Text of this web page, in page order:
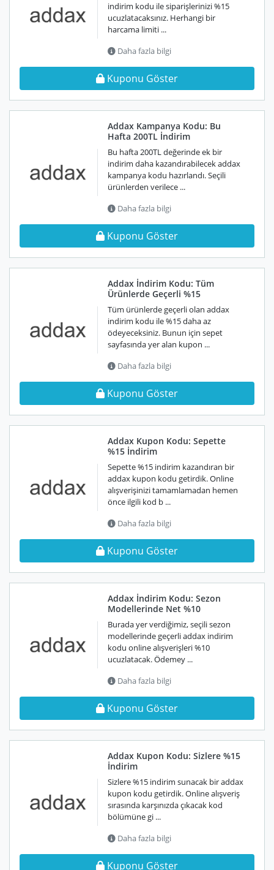
indirim kodu ile siparişlerinizi %15
ucuzlatacaksınız. Herhangi bir
harcama limiti ...
Daha fazla bilgi
Kuponu Göster
Addax Kampanya Kodu: Bu
Hafta 200TL İndirim
Bu hafta 200TL değerinde ek bir
indirim daha kazandırabilecek addax
kampanya kodu hazırlandı. Seçili
ürünlerden verilece ...
Daha fazla bilgi
Kuponu Göster
Addax İndirim Kodu: Tüm
Ürünlerde Geçerli %15
Tüm ürünlerde geçerli olan addax
indirim kodu ile %15 daha az
ödeyeceksiniz. Bunun için sepet
sayfasında yer alan kupon ...
Daha fazla bilgi
Kuponu Göster
Addax Kupon Kodu: Sepette
%15 İndirim
Sepette %15 indirim kazandıran bir
addax kupon kodu getirdik. Online
alışverişinizi tamamlamadan hemen
önce ilgili kod b ...
Daha fazla bilgi
Kuponu Göster
Addax İndirim Kodu: Sezon
Modellerinde Net %10
Burada yer verdiğimiz, seçili sezon
modellerinde geçerli addax indirim
kodu online alışverişleri %10
ucuzlatacak. Ödemey ...
Daha fazla bilgi
Kuponu Göster
Addax Kupon Kodu: Sizlere %15
İndirim
Sizlere %15 indirim sunacak bir addax
kupon kodu getirdik. Online alışveriş
sırasında karşınızda çıkacak kod
bölümüne gi ...
Daha fazla bilgi
Kuponu Göster